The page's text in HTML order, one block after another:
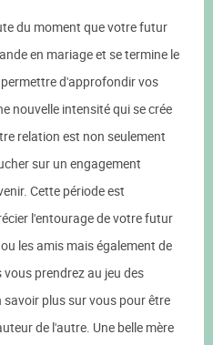
du moment que votre futur
en mariage et se termine le
d'approfondir vos
nouvelle intensité qui se crée
relation est non seulement
sur un engagement
Cette période est
l'entourage de votre futur
les amis mais également de
prendrez au jeu des
plus sur vous pour être
de l'autre. Une belle mère